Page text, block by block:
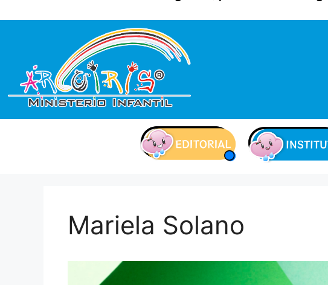
Mariela Solano